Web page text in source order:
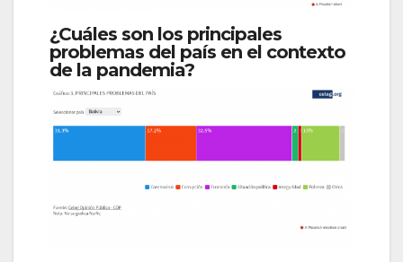
¿Cuáles son los principales
problemas del país en el contexto
de la pandemia?